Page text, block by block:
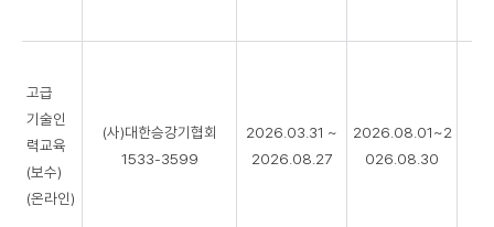
고급
기술인
력교육
(보수)
(온라인)
(사)대한승강기협회
1533-3599
2026.03.31 ~
2026.08.27
2026.08.01~2
026.08.30